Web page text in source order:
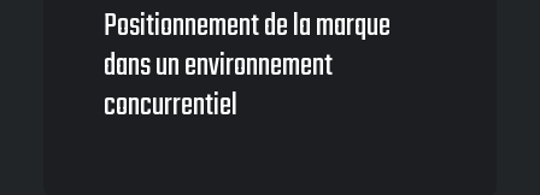
Positionnement de la marque
dans un environnement
concurrentiel